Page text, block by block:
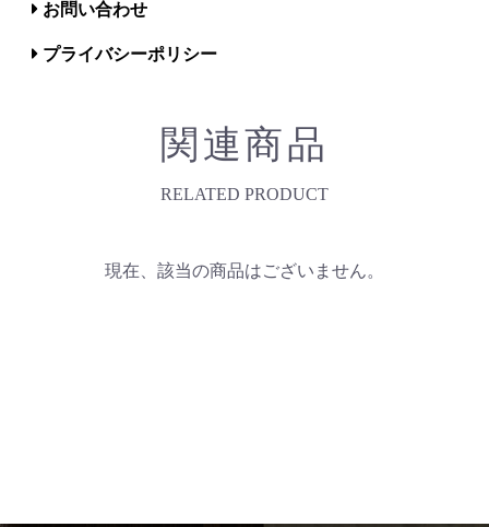
お問い合わせ
プライバシーポリシー
関連商品
RELATED PRODUCT
現在、該当の商品はございません。